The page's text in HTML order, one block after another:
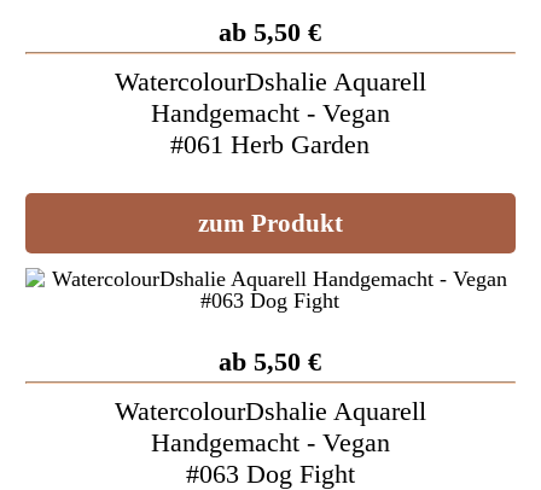
ab 5,50 €
WatercolourDshalie Aquarell
Handgemacht - Vegan
#061 Herb Garden
zum Produkt
ab 5,50 €
WatercolourDshalie Aquarell
Handgemacht - Vegan
#063 Dog Fight